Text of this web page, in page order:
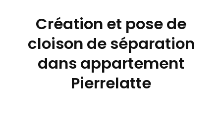
Création et pose de
cloison de séparation
dans appartement
Pierrelatte